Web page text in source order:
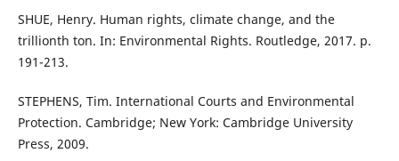
SHUE, Henry. Human rights, climate change, and the
trillionth ton. In: Environmental Rights. Routledge, 2017. p.
191-213.
STEPHENS, Tim. International Courts and Environmental
Protection. Cambridge; New York: Cambridge University
Press, 2009.